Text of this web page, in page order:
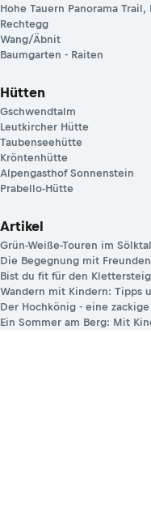
Hohe Tauern Panorama
Rechtegg
Wang/Äbnit
Baumgarten - Raiten
Hütten
Gschwendtalm
Leutkircher Hütte
Taubenseehütte
Kröntenhütte
Alpengasthof Sonnenstein
Prabello-Hütte
Artikel
Grün-Weiße-Touren im Sölktal
Die Begegnung mit
Bist du fit für den
Wandern mit Kindern: Tipps
Der Hochkönig - eine
Ein Sommer am Berg: Mit